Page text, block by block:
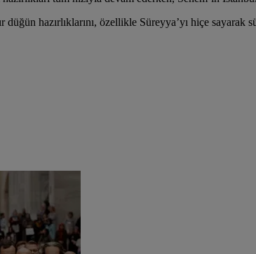
düğün hazırlıklarını, özellikle Süreyya’yı hiçe